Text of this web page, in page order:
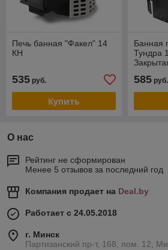
Печь банная "Факел" 14
КН
535 руб.
Купить
Банная
Тундра
585руб.
О нас
Рейтинг не сформирован
Менее 5 отзывов за последний год
Компания продает на Deal.by
Работает с 24.05.2018
г. Минск
Партизанский пр-т, 168, пом. 12,